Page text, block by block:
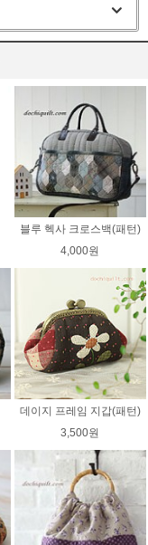
블루 헥사 크로스백(패턴)
4,000원
데이지 프레임 지갑(패턴)
3,500원